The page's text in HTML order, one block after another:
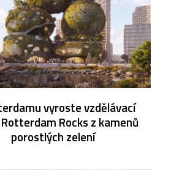
vyroste vzdělávací
Rocks z kamenů
porostlých zelení